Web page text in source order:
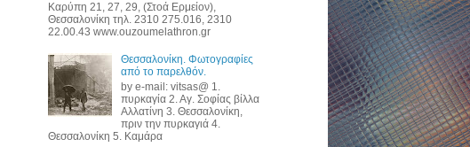
Καρύπη 21, 27, 29, (Στοά Ερμείον),
Θεσσαλονίκη τηλ. 2310 275.016, 2310
22.00.43 www.ouzoumelathron.gr
Θεσσαλονίκη. Φωτογραφίες
από το παρελθόν.
by e-mail: vitsas@ 1.
πυρκαγία 2. Αγ. Σοφίας βίλλα
Αλλατίνη 3. Θεσσαλονίκη,
πριν την πυρκαγιά 4.
Θεσσαλονίκη 5. Καμάρα